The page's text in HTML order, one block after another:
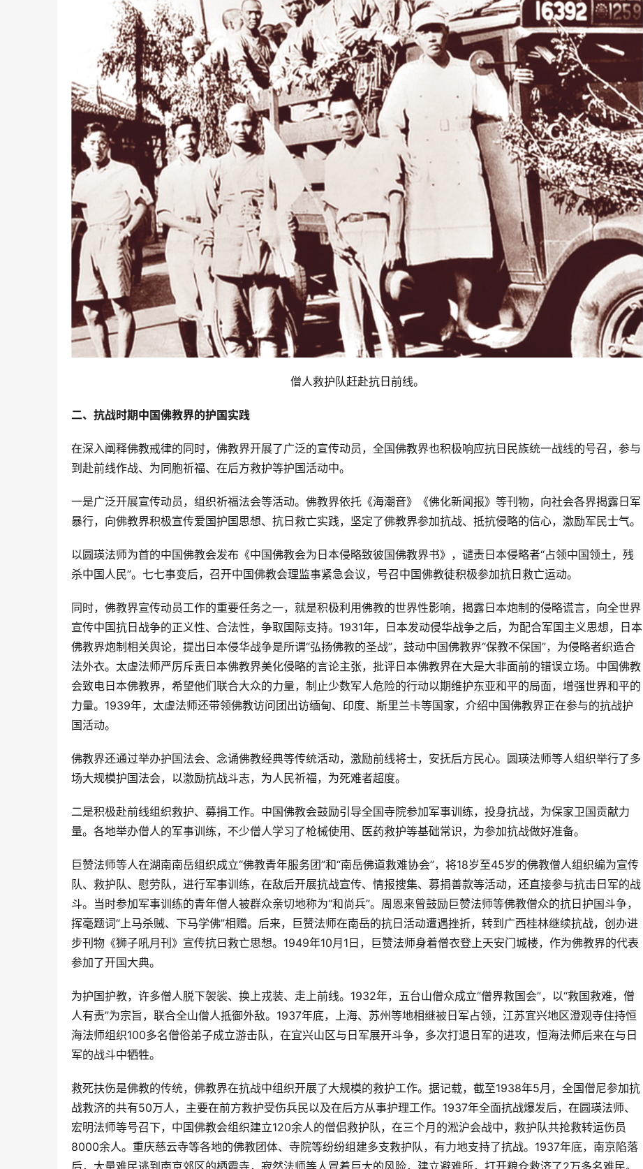
僧人救护队赶赴抗日前线。
二、抗战时期中国佛教界的护国实践
在深入阐释佛教戒律的同时，佛教界开展了广泛的宣传动员，全国佛教界也积极响应抗日民族统一战线的号召，参与
到赴前线作战、为同胞祈福、在后方救护等护国活动中。
一是广泛开展宣传动员，组织祈福法会等活动。佛教界依托《海潮音》《佛化新闻报》等刊物，向社会各界揭露日军
暴行，向佛教界积极宣传爱国护国思想、抗日救亡实践，坚定了佛教界参加抗战、抵抗侵略的信心，激励军民士气。
以圆瑛法师为首的中国佛教会发布《中国佛教会为日本侵略致彼国佛教界书》，谴责日本侵略者“占领中国领土，残
杀中国人民”。七七事变后，召开中国佛教会理监事紧急会议，号召中国佛教徒积极参加抗日救亡运动。
同时，佛教界宣传动员工作的重要任务之一，就是积极利用佛教的世界性影响，揭露日本炮制的侵略谎言，向全世界
宣传中国抗日战争的正义性、合法性，争取国际支持。1931年，日本发动侵华战争之后，为配合军国主义思想，日本
佛教界炮制相关舆论，提出日本侵华战争是所谓“弘扬佛教的圣战”，鼓动中国佛教界“保教不保国”，为侵略者织造合
法外衣。太虚法师严厉斥责日本佛教界美化侵略的言论主张，批评日本佛教界在大是大非面前的错误立场。中国佛教
会致电日本佛教界，希望他们联合大众的力量，制止少数军人危险的行动以期维护东亚和平的局面，增强世界和平的
力量。1939年，太虚法师还带领佛教访问团出访缅甸、印度、斯里兰卡等国家，介绍中国佛教界正在参与的抗战护
国活动。
佛教界还通过举办护国法会、念诵佛教经典等传统活动，激励前线将士，安抚后方民心。圆瑛法师等人组织举行了多
场大规模护国法会，以激励抗战斗志，为人民祈福，为死难者超度。
二是积极赴前线组织救护、募捐工作。中国佛教会鼓励引导全国寺院参加军事训练，投身抗战，为保家卫国贡献力
量。各地举办僧人的军事训练，不少僧人学习了枪械使用、医药救护等基础常识，为参加抗战做好准备。
巨赞法师等人在湖南南岳组织成立“佛教青年服务团”和“南岳佛道救难协会”，将18岁至45岁的佛教僧人组织编为宣传
队、救护队、慰劳队，进行军事训练，在敌后开展抗战宣传、情报搜集、募捐善款等活动，还直接参与抗击日军的战
斗。当时参加军事训练的青年僧人被群众亲切地称为“和尚兵”。周恩来曾鼓励巨赞法师等佛教僧众的抗日护国斗争，
挥毫题词“上马杀贼、下马学佛”相赠。后来，巨赞法师在南岳的抗日活动遭遇挫折，转到广西桂林继续抗战，创办进
步刊物《狮子吼月刊》宣传抗日救亡思想。1949年10月1日，巨赞法师身着僧衣登上天安门城楼，作为佛教界的代表
参加了开国大典。
为护国护教，许多僧人脱下袈裟、换上戎装、走上前线。1932年，五台山僧众成立“僧界救国会”，以“救国救难，僧
人有责”为宗旨，联合全山僧人抵御外敌。1937年底，上海、苏州等地相继被日军占领，江苏宜兴地区澄观寺住持恒
海法师组织100多名僧俗弟子成立游击队，在宜兴山区与日军展开斗争，多次打退日军的进攻，恒海法师后来在与日
军的战斗中牺牲。
救死扶伤是佛教的传统，佛教界在抗战中组织开展了大规模的救护工作。据记载，截至1938年5月，全国僧尼参加抗
战救济的共有50万人，主要在前方救护受伤兵民以及在后方从事护理工作。1937年全面抗战爆发后，在圆瑛法师、
宏明法师等号召下，中国佛教会组织建立120余人的僧侣救护队，在三个月的淞沪会战中，救护队共抢救转运伤员
8000余人。重庆慈云寺等各地的佛教团体、寺院等纷纷组建多支救护队，有力地支持了抗战。1937年底，南京陷落